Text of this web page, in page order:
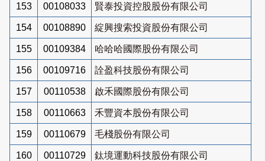
153 00108033 賢泰投資控股股份有限公司
154 00108890 綻興搜索投資股份有限公司
155 00109384 哈哈哈國際股份有限公司
156 00109716 詮盈科技股份有限公司
157 00110538 啟禾國際股份有限公司
158 00110663 禾豐資本股份有限公司
159 00110679 毛棧股份有限公司
160 00110729 鈦境運動科技股份有限公司